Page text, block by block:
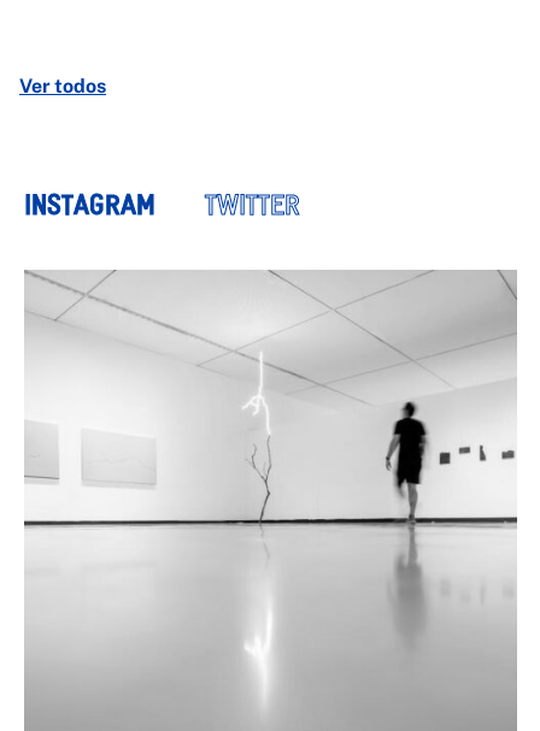
Ver todos
INSTAGRAM TWITTER